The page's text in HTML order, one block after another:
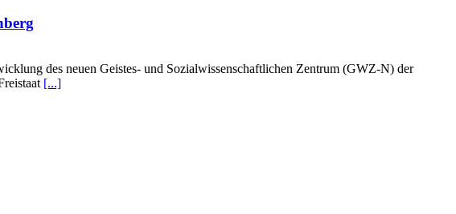
des neuen Geistes- und Sozialwissenschaftlichen Zentrum (GWZ-N) der
[...]